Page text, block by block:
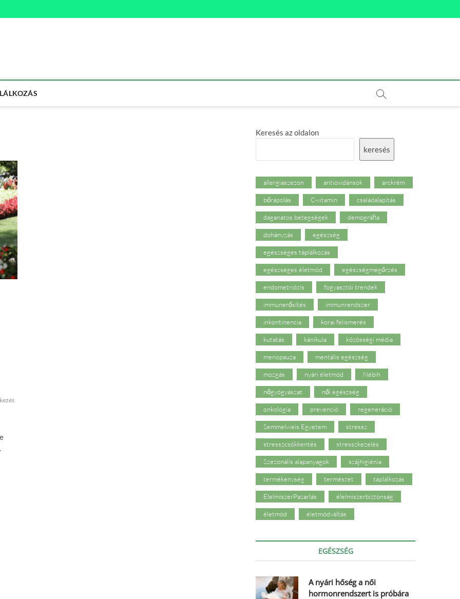
Keresés az oldalon
keresés
allergiaszezon antioxidánsok arckrém
bőrápolás C-vitamin családalapítás
daganatos betegségek demográfia
dohányzás egészség
egészséges táplálkozás
egészséges életmód egészségmegőrzés
endometriózis fogyasztói trendek
immunerősítés immunrendszer
inkontinencia korai felismerés
kutatás kánikula közösségi média
menopauza mentális egészség
mozgás nyári életmód Nébih
nőgyógyászat női egészség
onkológia prevenció regeneráció
Semmelweis Egyetem stressz
stresszcsökkentés stresszkezelés
Szezonális alapanyagok szájhigiénia
termékenység természet táplálkozás
ÉlelmiszerPazarlás élelmiszerbiztonság
életmód életmódváltás
EGÉSZSÉG
A nyári hőség a női
hormonrendszert is próbára